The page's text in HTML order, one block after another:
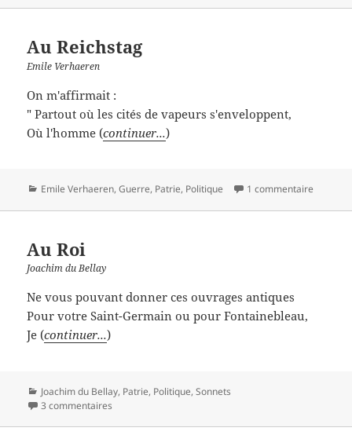
Au Reichstag
Emile Verhaeren
On m'affirmait :
" Partout où les cités de vapeurs s'enveloppent,
Où l'homme (continuer...)
Catégories
Emile Verhaeren,Guerre, Patrie, Politique 1 commentaire
Au Roi
Joachim du Bellay
Ne vous pouvant donner ces ouvrages antiques
Pour votre Saint-Germain ou pour Fontainebleau,
Je (continuer...)
Catégories
Joachim du Bellay, Patrie, Politique,Sonnets
3 commentaires